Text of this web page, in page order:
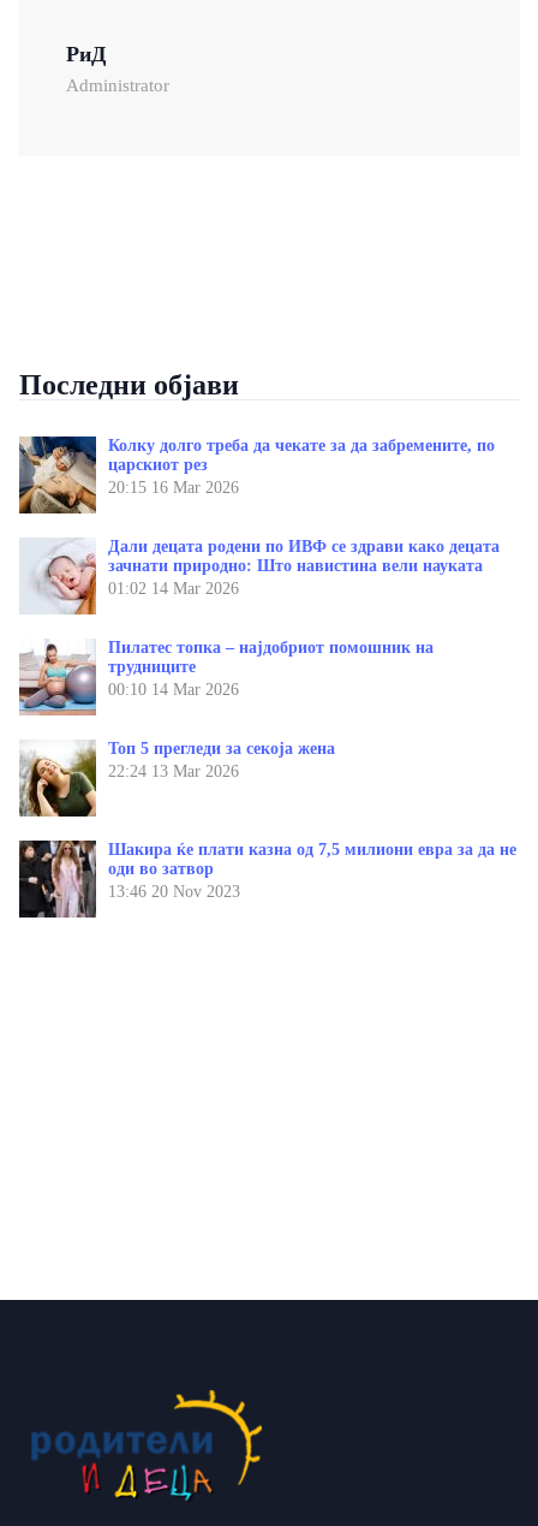
РиД
Administrator
Последни објави
Колку долго треба да чекате за да забремените, по
царскиот рез
20:15 16 Mar 2026
Дали децата родени по ИВФ се здрави како децата
зачнати природно: Што навистина вели науката
01:02 14 Mar 2026
Пилатес топка – најдобриот помошник на
трудниците
00:10 14 Mar 2026
Топ 5 прегледи за секоја жена
22:24 13 Mar 2026
Шакира ќе плати казна од 7,5 милиони евра за да не
оди во затвор
13:46 20 Nov 2023